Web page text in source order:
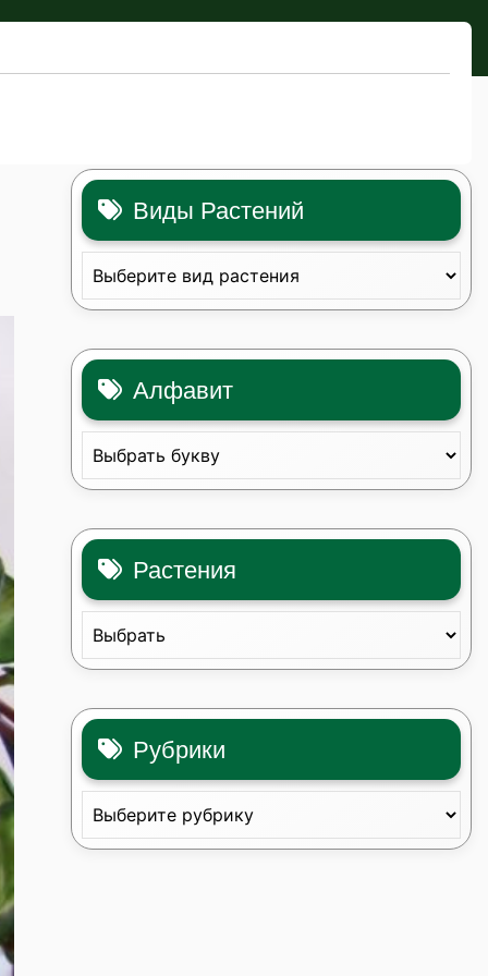
Виды Растений
Алфавит
Растения
Рубрики
Рубрики